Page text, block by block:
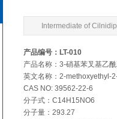
Intermediate of
产品编号：LT-010
产品名称：3-硝基苯叉基乙
英文名称：2-methoxyethyl-
CAS NO: 39562-22-6
分子式：C14H15NO6
分子量：293.27